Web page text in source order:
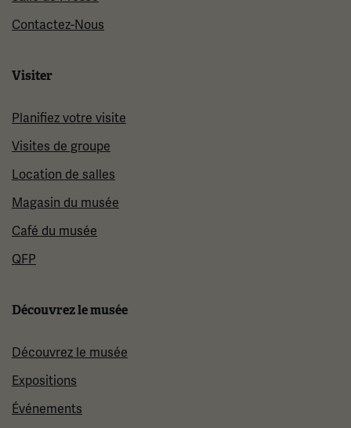
Contactez-Nous
Visiter
Planifiez votre visite
Visites de groupe
Location de salles
Magasin du musée
Café du musée
QFP
Découvrez le musée
Découvrez le musée
Expositions
Événements